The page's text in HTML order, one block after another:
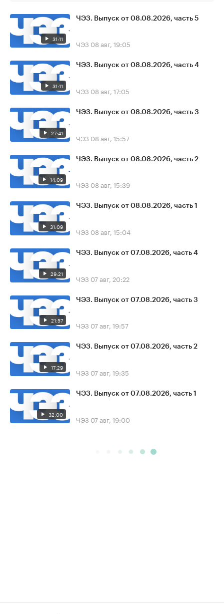
31:11
ЧЭЗ. Выпуск от 08.08.2026, часть 5
ЧЭЗ 08 авг, 19:05
31:11
ЧЭЗ. Выпуск от 08.08.2026, часть 4
ЧЭЗ 08 авг, 17:05
27:41
ЧЭЗ. Выпуск от 08.08.2026, часть 3
ЧЭЗ 08 авг, 15:57
14:09
ЧЭЗ. Выпуск от 08.08.2026, часть 2
ЧЭЗ 08 авг, 15:39
31:09
ЧЭЗ. Выпуск от 08.08.2026, часть 1
ЧЭЗ 08 авг, 15:04
29:21
ЧЭЗ. Выпуск от 07.08.2026, часть 4
ЧЭЗ 07 авг, 20:22
21:57
ЧЭЗ. Выпуск от 07.08.2026, часть 3
ЧЭЗ 07 авг, 19:57
17:29
ЧЭЗ. Выпуск от 07.08.2026, часть 2
ЧЭЗ 07 авг, 19:35
32:00
ЧЭЗ. Выпуск от 07.08.2026, часть 1
ЧЭЗ 07 авг, 19:00